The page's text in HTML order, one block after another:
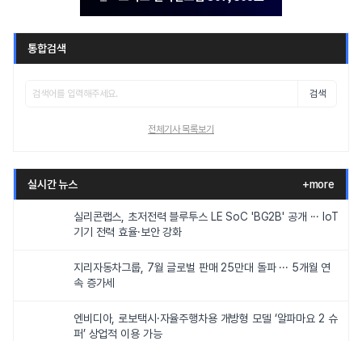
통합검색
검색
전체기사 목록보기
실시간 뉴스 +more
실리콘랩스, 초저전력 블루투스 LE SoC 'BG2B' 공개 ··· IoT
기기 전력 효율·보안 강화
지리자동차그룹, 7월 글로벌 판매 25만대 돌파 ··· 5개월 연
속 증가세
엔비디아, 로보택시·자율주행차용 개방형 모델 ‘알파마요 2 슈
퍼’ 상업적 이용 가능